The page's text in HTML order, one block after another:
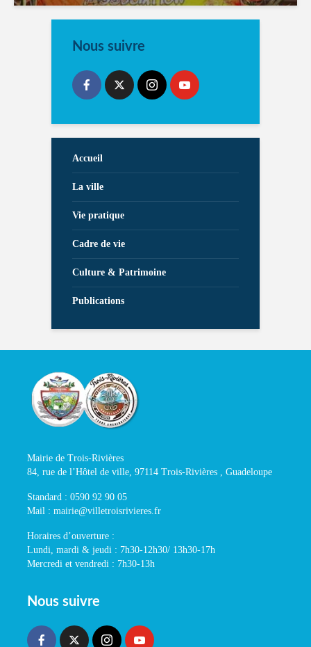
Nous suivre
Accueil
La ville
Vie pratique
Cadre de vie
Culture & Patrimoine
Publications
Mairie de Trois-Rivières
84, rue de l’Hôtel de ville, 97114 Trois-Rivières , Guadeloupe
Standard : 0590 92 90 05
Mail : mairie@villetroisrivieres.fr
Horaires d’ouverture :
Lundi, mardi & jeudi : 7h30-12h30/ 13h30-17h
Mercredi et vendredi : 7h30-13h
Nous suivre